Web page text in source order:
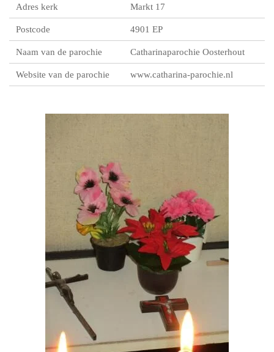
Adres kerk Markt 17
Postcode 4901 EP
Naam van de parochie Catharinaparochie Oosterhout
Website van de parochie www.catharina-parochie.nl